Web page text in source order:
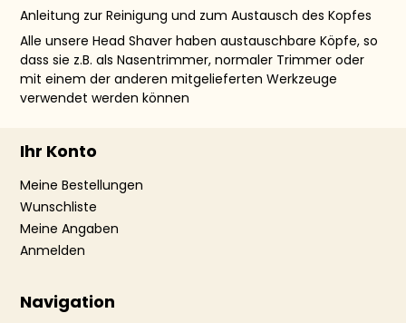
Anleitung zur Reinigung und zum Austausch des Kopfes
Alle unsere Head Shaver haben austauschbare Köpfe, so
dass sie z.B. als Nasentrimmer, normaler Trimmer oder
mit einem der anderen mitgelieferten Werkzeuge
verwendet werden können
Ihr Konto
Meine Bestellungen
Wunschliste
Meine Angaben
Anmelden
Navigation